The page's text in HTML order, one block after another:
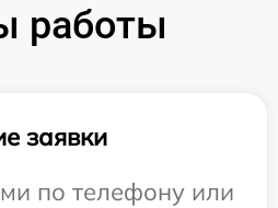
работы
заявки
по телефону или